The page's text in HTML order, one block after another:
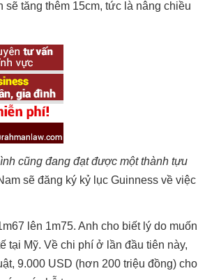
tăng thêm 15cm, tức là nâng chiều
cũng đang đạt được một thành tựu
sẽ đăng ký kỷ lục Guinness về việc
lên 1m75. Anh cho biết lý do muốn
tại Mỹ. Về chi phí ở lần đầu tiên này,
9.000 USD (hơn 200 triệu đồng) cho